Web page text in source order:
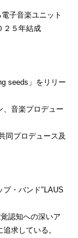
子音楽ユニット
２５年結成
seeds」をリリー
、音楽プロデュー
同プロデュース及
プ・バンド"LAUS
認知への深いア
求している。